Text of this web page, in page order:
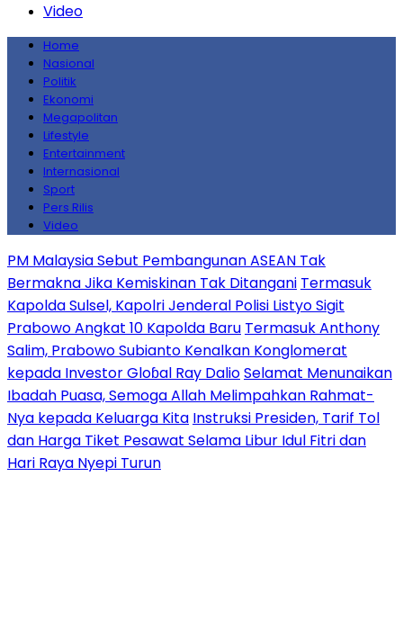
Video
Home
Nasional
Politik
Ekonomi
Megapolitan
Lifestyle
Entertainment
Internasional
Sport
Pers Rilis
Video
PM Malaysia Sebut Pembangunan ASEAN Tak
Bermakna Jika Kemiskinan Tak Ditangani Termasuk
Kapolda Sulsel, Kapolri Jenderal Polisi Listyo Sigit
Prabowo Angkat 10 Kapolda Baru Termasuk Anthony
Salim, Prabowo Subianto Kenalkan Konglomerat
kepada Investor Gloɓal Ray DalioSelamat Menunaikan
Ibadah Puasa, Semoga Allah Melimpahkan Rahmat-
Nya kepada Keluarga Kita Instruksi Presiden, Tarif Tol
dan Harga Tiket Pesawat Selama Libur Idul Fitri dan
Hari Raya Nyepi Turun